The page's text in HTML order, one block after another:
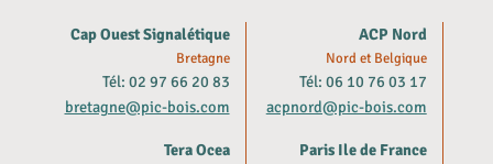
Cap Ouest Signalétique
Bretagne
Tél: 02 97 66 20 83
bretagne@pic-bois.com
Tera Ocea
ACP Nord
Nord et Belgique
Tél: 06 10 76 03 17
acpnord@pic-bois.com
Paris Ile de France